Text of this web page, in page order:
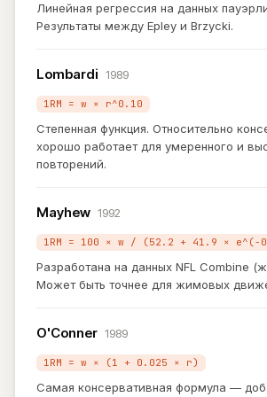
Линейная регрессия на данных
Результаты между Epley и Brzycki.
Lombardi 1989
1RM = w × r^0.10
Степенная функция. Относительно
хорошо работает для умеренного и
повторений.
Mayhew 1992
1RM = 100 × w / (52.2 + 41.9 ×
Разработана на данных NFL Combine
Может быть точнее для жимовых
O'Conner 1989
1RM = w × (1 + 0.025 × r)
Самая консервативная формула —